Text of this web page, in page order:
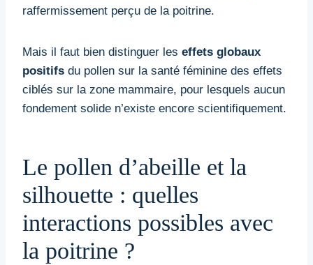
raffermissement perçu de la poitrine.
Mais il faut bien distinguer les effets globaux
positifs du pollen sur la santé féminine des effets
ciblés sur la zone mammaire, pour lesquels aucun
fondement solide n’existe encore scientifiquement.
Le pollen d’abeille et la
silhouette : quelles
interactions possibles avec
la poitrine ?